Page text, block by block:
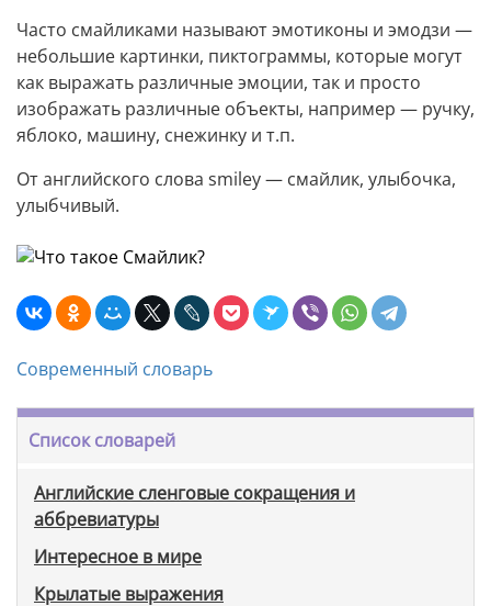
Часто смайликами называют эмотиконы и эмодзи —
небольшие картинки, пиктограммы, которые могут
как выражать различные эмоции, так и просто
изображать различные объекты, например — ручку,
яблоко, машину, снежинку и т.п.
От английского слова smiley — смайлик, улыбочка,
улыбчивый.
Современный словарь
Список словарей
Английские сленговые сокращения и
аббревиатуры
Интересное в мире
Крылатые выражения